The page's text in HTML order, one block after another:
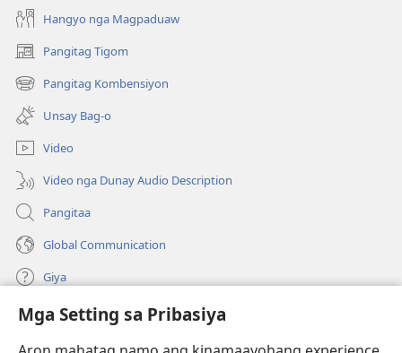
Mga Setting sa Pribasiya
Hangyo nga Magpaduaw
Pangitag Tigom
(mo-
open
ug
bag-
ong
window)
Pangitag Kombensiyon
(mo-
open
ug
bag-
ong
window)
Unsay Bag-o
Video
Video nga Dunay Audio Description
Pangitaa
Global Communication
Giya
Donasyon
(mo-
open